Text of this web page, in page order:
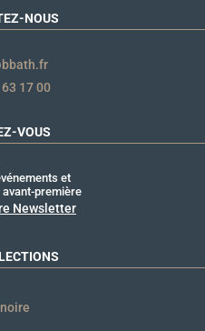
NOUS
17 00
VOUS
et
première
Newsletter